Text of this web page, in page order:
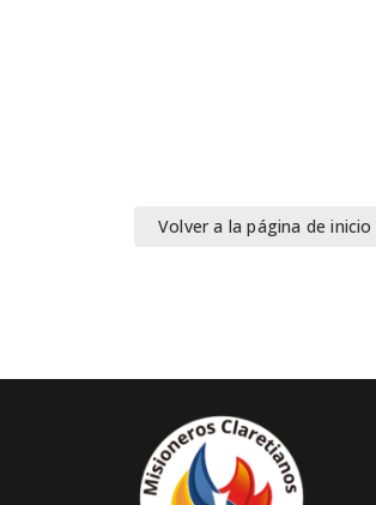
Volver a la página de inicio